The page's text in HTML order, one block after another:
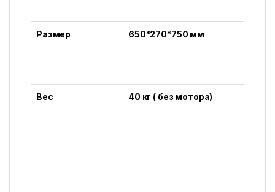
Размер 650*270*750 мм
Вес 40 кг ( без мотора)